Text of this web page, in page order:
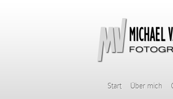
Start Über mich